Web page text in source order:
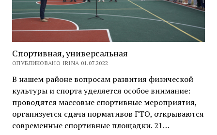
Спортивная, универсальная
ОПУБЛИКОВАНО IRINA 01.07.2022
В нашем районе вопросам развития физической
культуры и спорта уделяется особое внимание:
проводятся массовые спортивные мероприятия,
организуется сдача нормативов ГТО, открываются
современные спортивные площадки. 21…